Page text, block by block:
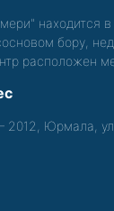
находится
бору,
расположен
2012, Юрмала,